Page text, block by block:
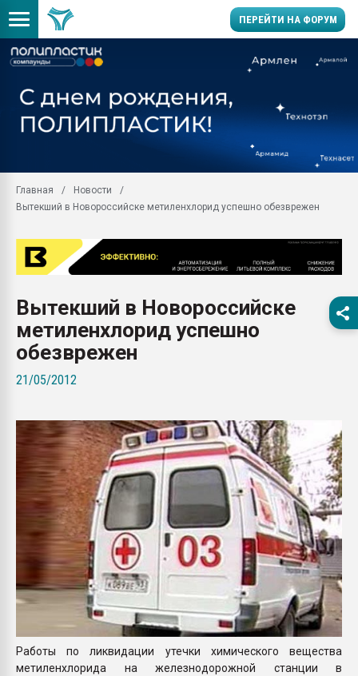
ПЕРЕЙТИ НА ФОРУМ
Вакуум-формовочные
28.07.2026
Всё, что касается
бутылок
Материал поверхности
вакуумного
ПЕРЕЙТИ НА
Главная
Новости
Вытекший в Новороссийске метиленхлорид успешно обезврежен
Вытекший в Новороссийске
метиленхлорид успешно
обезврежен
21/05/2012
Работы по ликвидации утечки химического вещества
метиленхлорида на железнодорожной станции в